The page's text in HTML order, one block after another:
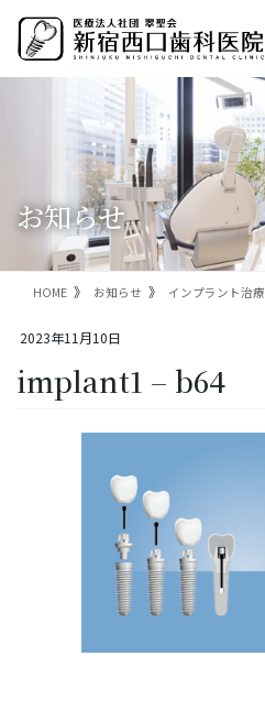
ン
ー
お知らせ
HOME お知らせ インプラント治療
2023年11月10日
implant1 – b64